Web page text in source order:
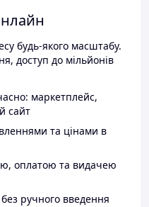
будь-якого масштабу.
доступ до мільйонів
маркетплейс,
сайт
та цінами в
оплатою та видачею
ручного введення